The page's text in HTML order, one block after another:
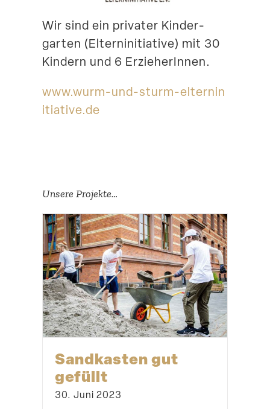
Suche
Wir sind ein privater Kinder­
garten (Eltern­in­itiative) mit 30
Kindern und 6 ErzieherInnen.
www​.wurm​-und​-sturm​-eltern​in​
itiative​.de
Unsere Projekte…
Sandkasten gut
gefüllt
30. Juni 2023